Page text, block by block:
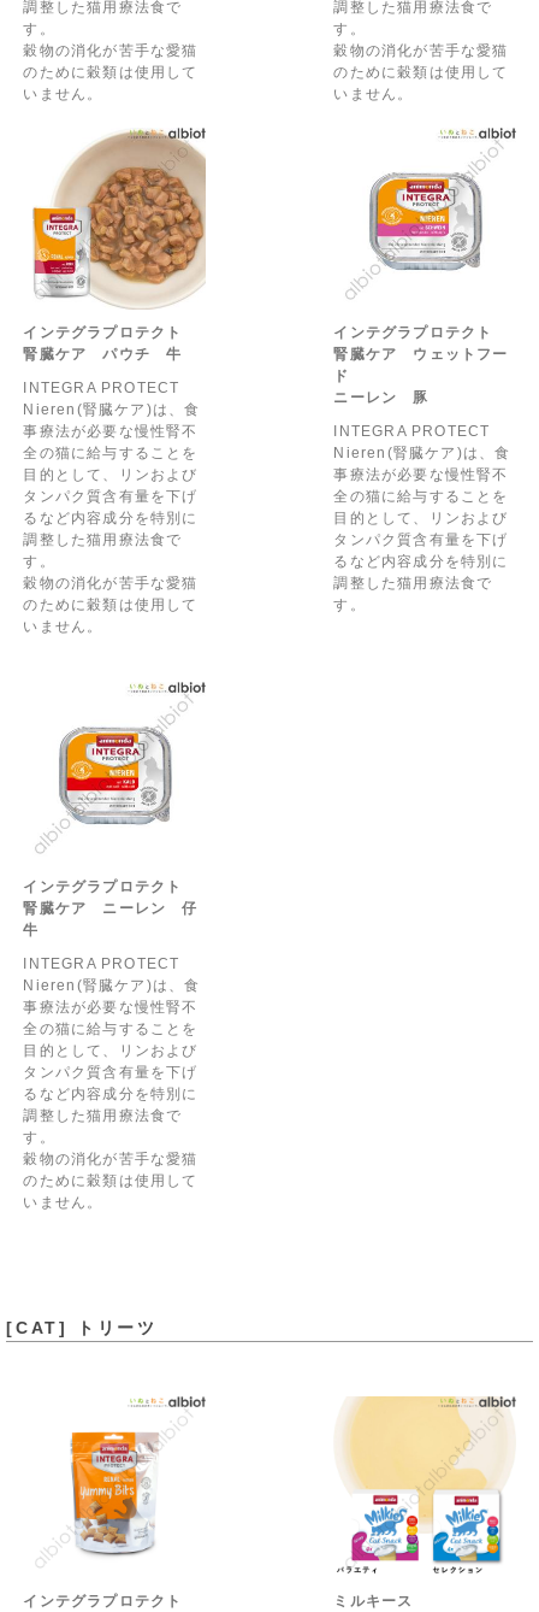
調整した猫用療法食で
す。
穀物の消化が苦手な愛猫
のために穀類は使用して
いません。
調整した猫用療法食で
す。
穀物の消化が苦手な愛猫
のために穀類は使用して
いません。
インテグラプロテクト
腎臓ケア パウチ 牛
INTEGRA PROTECT
Nieren(腎臓ケア)は、食
事療法が必要な慢性腎不
全の猫に給与することを
目的として、リンおよび
タンパク質含有量を下げ
るなど内容成分を特別に
調整した猫用療法食で
す。
穀物の消化が苦手な愛猫
のために穀類は使用して
いません。
インテグラプロテクト
腎臓ケア ウェットフー
ド
ニーレン 豚
INTEGRA PROTECT
Nieren(腎臓ケア)は、食
事療法が必要な慢性腎不
全の猫に給与することを
目的として、リンおよび
タンパク質含有量を下げ
るなど内容成分を特別に
調整した猫用療法食で
す。
インテグラプロテクト
腎臓ケア ニーレン 仔
牛
INTEGRA PROTECT
Nieren(腎臓ケア)は、食
事療法が必要な慢性腎不
全の猫に給与することを
目的として、リンおよび
タンパク質含有量を下げ
るなど内容成分を特別に
調整した猫用療法食で
す。
穀物の消化が苦手な愛猫
のために穀類は使用して
いません。
[CAT] トリーツ
インテグラプロテクト
ミルキース